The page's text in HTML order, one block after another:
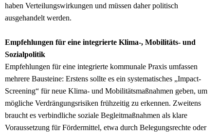
haben Verteilungswirkungen und müssen daher politisch
ausgehandelt werden.
Empfehlungen für eine integrierte Klima-, Mobilitäts- und
Sozialpolitik
Empfehlungen für eine integrierte kommunale Praxis umfassen
mehrere Bausteine: Erstens sollte es ein systematisches „Impact-
Screening“ für neue Klima- und Mobilitätsmaßnahmen geben, um
mögliche Verdrängungsrisiken frühzeitig zu erkennen. Zweitens
braucht es verbindliche soziale Begleitmaßnahmen als klare
Voraussetzung für Fördermittel, etwa durch Belegungsrechte oder